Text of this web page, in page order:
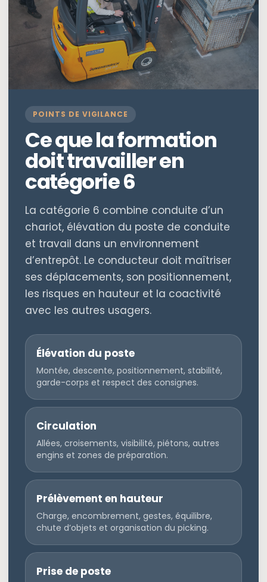
POINTS DE VIGILANCE
Ce que la formation
doit travailler en
catégorie 6
La catégorie 6 combine conduite d’un
chariot, élévation du poste de conduite
et travail dans un environnement
d’entrepôt. Le conducteur doit maîtriser
ses déplacements, son positionnement,
les risques en hauteur et la coactivité
avec les autres usagers.
Élévation du poste
Montée, descente, positionnement, stabilité,
garde-corps et respect des consignes.
Circulation
Allées, croisements, visibilité, piétons, autres
engins et zones de préparation.
Prélèvement en hauteur
Charge, encombrement, gestes, équilibre,
chute d’objets et organisation du picking.
Prise de poste